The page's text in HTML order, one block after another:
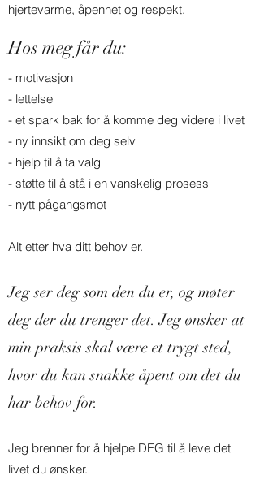
hjertevarme, åpenhet og respekt.
Hos meg får du:
- motivasjon
- lettelse
- et spark bak for å komme deg videre i livet
- ny innsikt om deg selv
- hjelp til å ta valg
- støtte til å stå i en vanskelig prosess
- nytt pågangsmot
Alt etter hva ditt behov er.
Jeg ser deg som den du er, og møter
deg der du trenger det. Jeg ønsker at
min praksis skal være et trygt sted,
hvor du kan snakke åpent om det du
har behov for.
Jeg brenner for å hjelpe DEG til å leve det
livet du ønsker.